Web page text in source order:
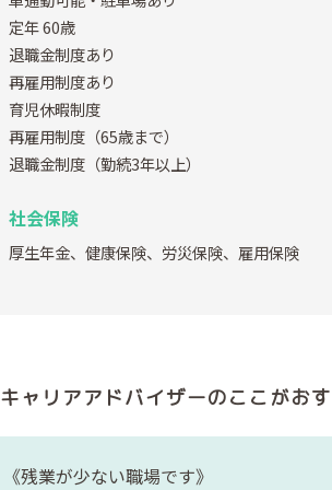
定年 60歳
退職金制度あり
再雇用制度あり
育児休暇制度
再雇用制度（65歳まで）
退職金制度（勤続3年以上）
社会保険
厚生年金、健康保険、労災保険、雇用保険
キャリアアドバイザーのここがお
《残業が少ない職場です》